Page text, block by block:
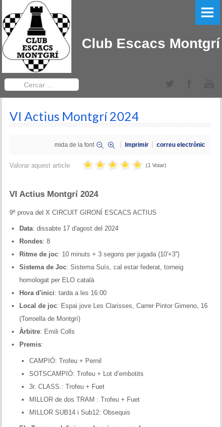
Club Escacs Montgrí
PORTADA
EL CLUB
LLIGA CATALANA
Equips Sub-12
TORNEIGS DEL CLUB
Obert Baix Ter IRT Sub 2200
Bases 2022
Historial del torneig Montgrí
Torneig de Nadal
Torneig Social
Historial del torneig social
Historial del torneig llampec
Escacs Actius
...
VI Actius Montgrí 2024
mida de la font Imprimir correu electrònic
Valorar aquest article (1 Votar)
VI Actius Montgrí 2024
9ª prova del X CIRCUIT GIRONÍ ESCACS ACTIUS
Data: dissabte 17 d'agost del 2024
Rondes: 8
Ritme de joc: 10 minuts + 3 segons per jugada (10'+3'')
Sistema de Joc: Sistema Suís, cal estar federat, torneig
homologat per ELO català
Hora d'inici: tarda a les 16:00
Local de joc: Espai jove Les Clarisses, Carrer Pintor Gimeno, 16
(Torroella de Montgrí)
Àrbitre: Emili Colls
Premis:
CAMPIÓ: Trofeu + Pernil
SOTSCAMPIÓ: Trofeu + Lot d’embotits
3r. CLASS.: Trofeu + Fuet
MILLOR de dos TRAM : Trofeu + Fuet
MILLOR SUB14 i Sub12: Obsequis